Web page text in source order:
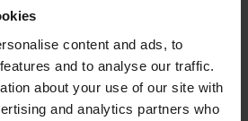
content and ads, to
and to analyse our traffic.
about your use of our site with
and analytics partners who